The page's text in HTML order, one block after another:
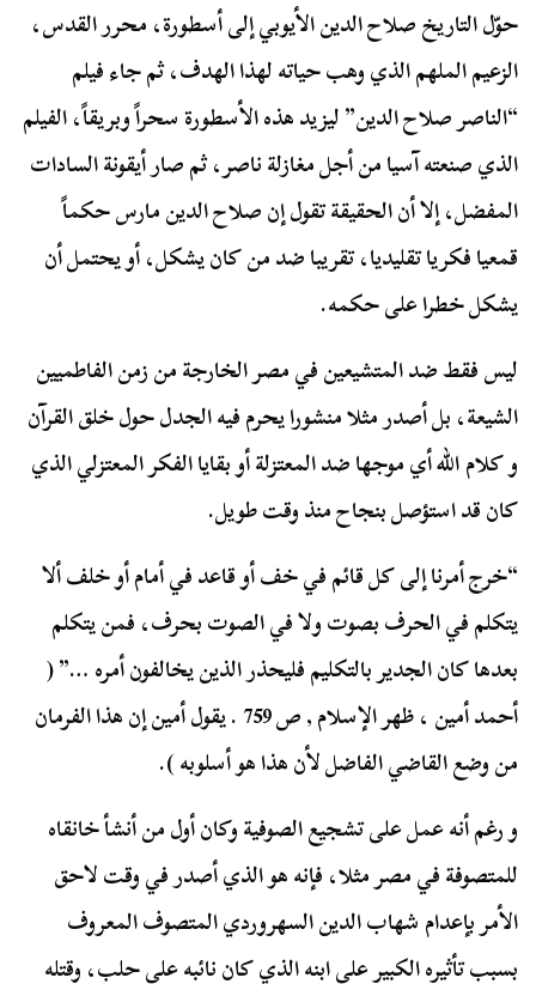
حوّل التاريخ صلاح الدين الأيوبي إلى أسطورة، محرر القدس،
الزعيم الملهم الذي وهب حياته لهذا الهدف، ثم جاء فيلم
“الناصر صلاح الدين” ليزيد هذه الأسطورة سحراً وبريقاً، الفيلم
الذي صنعته آسيا من أجل مغازلة ناصر، ثم صار أيقونة السادات
المفضل، إلا أن الحقيقة تقول إن صلاح الدين مارس حكماً
قمعيا فكريا تقليديا، تقريبا ضد من كان يشكل، أو يحتمل أن
يشكل خطرا على حكمه.
ليس فقط ضد المتشيعين في مصر الخارجة من زمن الفاطميين
الشيعة، بل أصدر مثلا منشورا يحرم فيه الجدل حول خلق القرآن
و كلام الله أي موجها ضد المعتزلة أو بقايا الفكر المعتزلي الذي
كان قد استؤصل بنجاح منذ وقت طويل.
“خرج أمرنا إلى كل قائم في خف أو قاعد في أمام أو خلف ألا
يتكلم في الحرف بصوت ولا في الصوت بحرف، فمن يتكلم
بعدها كان الجدير بالتكليم فليحذر الذين يخالفون أمره …” (
أحمد أمين ، ظهر الإسلام , ص 759 . يقول أمين إن هذا الفرمان
من وضع القاضي الفاضل لأن هذا هو أسلوبه ).
و رغم أنه عمل على تشجيع الصوفية وكان أول من أنشأ خانقاه
للمتصوفة في مصر مثلا، فإنه هو الذي أصدر في وقت لاحق
الأمر بإعدام شهاب الدين السهروردي المتصوف المعروف
بسبب تأثيره الكبير على ابنه الذي كان نائبه على حلب، وقتله